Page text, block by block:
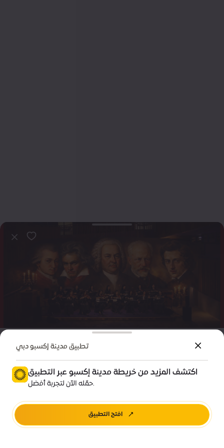
ترفيه
أوركسترا فردوس تقدم الكلاسيكيات العالمية
Price • 75 درهم إماراتي
تطبيق مدينة إكسبو دبي
اكتشف المزيد من خريطة مدينة إكسبو عبر التطبيق
حمّله الآن لتجربة أفضل.
افتح التطبيق